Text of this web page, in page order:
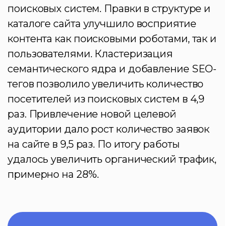
поисковых систем. Правки в структуре и
каталоге сайта улучшило восприятие
контента как поисковыми роботами, так и
пользователями. Кластеризация
семантического ядра и добавление SEO-
тегов позволило увеличить количество
посетителей из поисковых систем в 4,9
раз. Привлечение новой целевой
аудитории дало рост количество заявок
на сайте в 9,5 раз. По итогу работы
удалось увеличить органический трафик,
примерно на 28%.